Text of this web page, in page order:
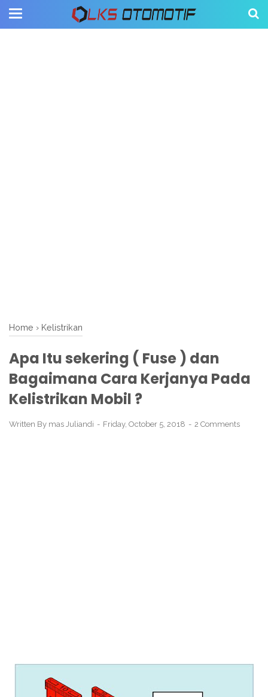
Home › Kelistrikan
Apa Itu sekering ( Fuse ) dan
Bagaimana Cara Kerjanya Pada
Kelistrikan Mobil ?
Written By mas Juliandi Friday, October 5, 2018 2 Comments